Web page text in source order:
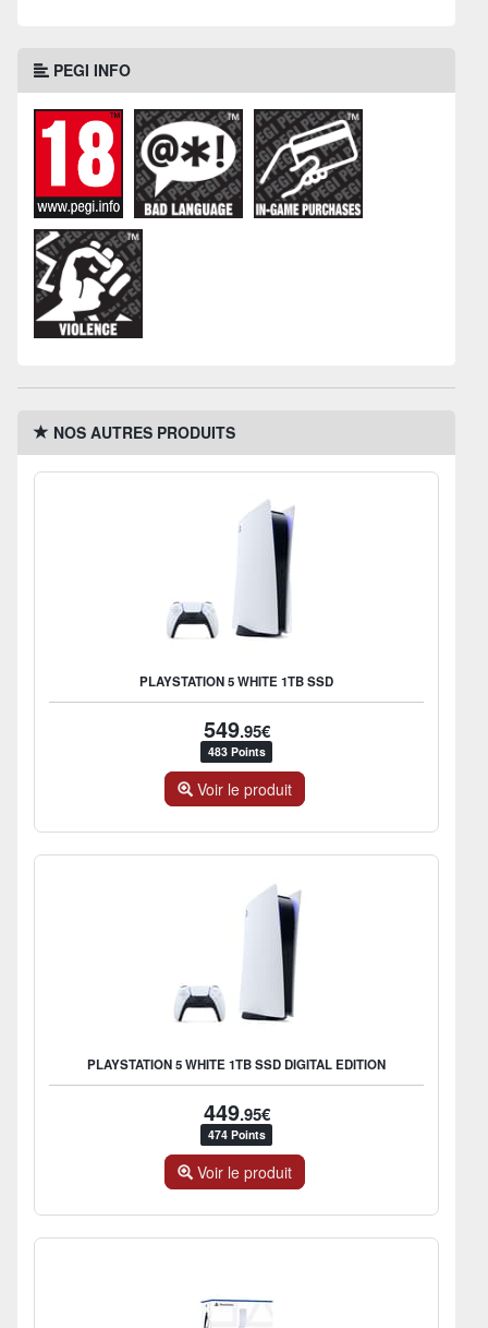
PEGI INFO
NOS AUTRES PRODUITS
PLAYSTATION 5 WHITE 1TB SSD
549.95€
483 Points
Voir le produit
PLAYSTATION 5 WHITE 1TB SSD DIGITAL EDITION
449.95€
474 Points
Voir le produit